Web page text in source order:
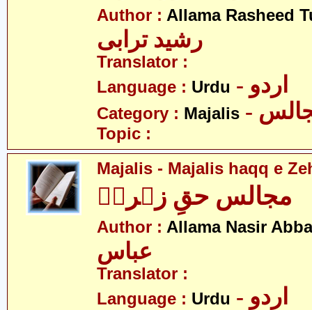
Author : Allama Rasheed
رشید ترابی
Translator :
Language : Urdu - اردو
Category : Majalis
Topic :
Majalis - Majalis haqq e
مجالس حقِ زہراؑ
Author : Allama Nasir
عباس
Translator :
Language : Urdu - اردو